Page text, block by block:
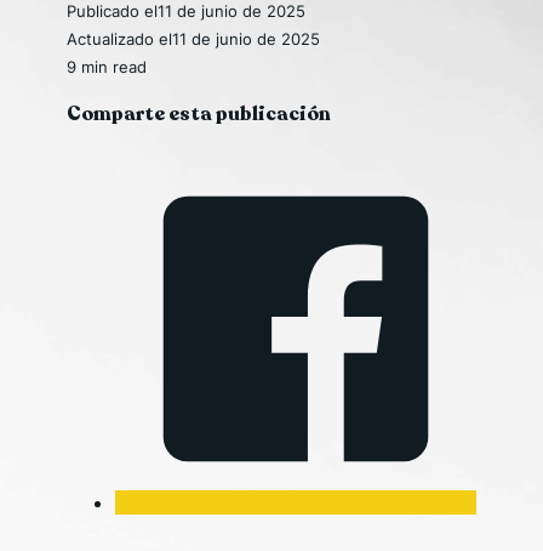
Publicado el11 de junio de 2025
Actualizado el11 de junio de 2025
9 min read
Comparte esta publicación